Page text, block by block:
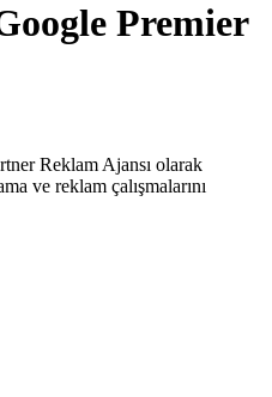
Premier
Reklam Ajansı olarak
ve reklam çalışmalarını